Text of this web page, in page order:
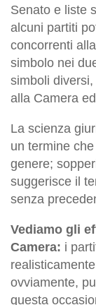
Senato e liste
alcuni partiti
concorrenti
simbolo nei
simboli
alla Camera
La scienza
un termine
genere;
suggerisce il
senza
Vediamo gli
Camera: i
ovviamente,
questa